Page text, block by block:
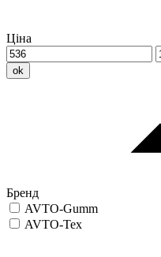
Ціна
ok
Бренд
AVTO-Gumm
AVTO-Tex